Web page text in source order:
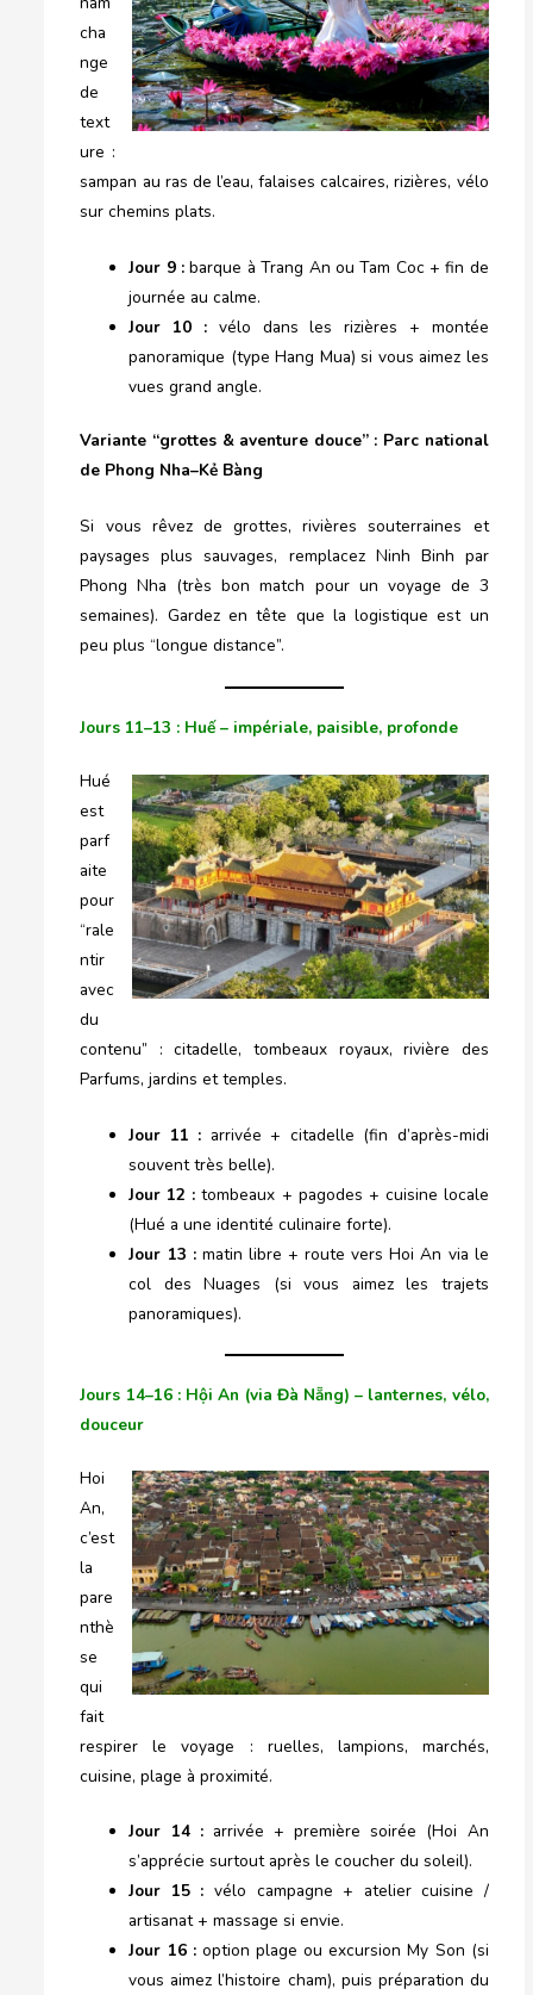
cha
nge
de
text
ure :
sampan au ras de l’eau, falaises calcaires, rizières, vélo
sur chemins plats.
Jour 9 : barque à Trang An ou Tam Coc + fin de
journée au calme.
Jour 10 :vélo dans les rizières + montée
panoramique (type Hang Mua) si vous aimez les
vues grand angle.
Variante “grottes & aventure douce” : Parc national
de Phong Nha–Kẻ Bàng
Si vous rêvez de grottes, rivières souterraines et
paysages plus sauvages, remplacez Ninh Binh par
Phong Nha (très bon match pour un voyage de 3
semaines). Gardez en tête que la logistique est un
peu plus “longue distance”.
Jours 11–13 : Huế – impériale, paisible, profonde
Hué
est
parf
aite
pour
“rale
ntir
avec
du
contenu” : citadelle, tombeaux royaux, rivière des
Parfums, jardins et temples.
Jour 11 : arrivée + citadelle (fin d’après-midi
souvent très belle).
Jour 12 : tombeaux + pagodes + cuisine locale
(Hué a une identité culinaire forte).
Jour 13 :matin libre + route vers Hoi An via le
col des Nuages (si vous aimez les trajets
panoramiques).
Jours 14–16 : Hội An (via Đà Nẵng) – lanternes, vélo,
douceur
Hoi
An,
c’est
la
pare
nthè
se
qui
fait
respirer le voyage : ruelles, lampions, marchés,
cuisine, plage à proximité.
Jour 14 :arrivée + première soirée (Hoi An
s’apprécie surtout après le coucher du soleil).
Jour 15 : vélo campagne + atelier cuisine /
artisanat + massage si envie.
Jour 16 :option plage ou excursion My Son (si
vous aimez l’histoire cham), puis préparation du